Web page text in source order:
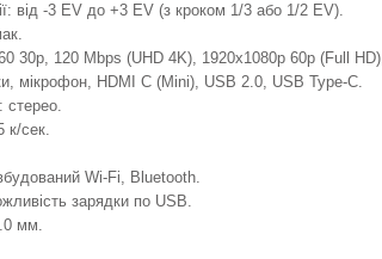
від -3 EV до +3 EV (з кроком 1/3 або 1/2 EV).
30p, 120 Mbps (UHD 4K), 1920x1080p 60p (Full
мікрофон, HDMI C (Mini), USB 2.0, USB Type-C.
стерео.
к/сек.
Wi-Fi, Bluetooth.
зарядки по USB.
мм.